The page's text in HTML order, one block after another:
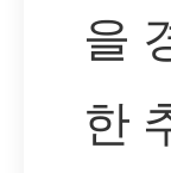
을
한